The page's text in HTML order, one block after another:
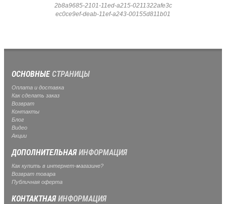
2b8a9685-2101-11ed-a215-0211322afe3c
ec0ce9ef-deab-11ef-a243-00155d811b01
ОСНОВНЫЕСТРАНИЦЫ
Оплата и доставка
Как сделать заказ
Возврат
Контакты
Блог
Видео
Акции
ДОПОЛНИТЕЛЬНАЯИНФОРМАЦИЯ
Как купить в интернет-магазине?
Возврат товара
Публичная оферта
КОНТАКТНАЯИНФОРМАЦИЯ